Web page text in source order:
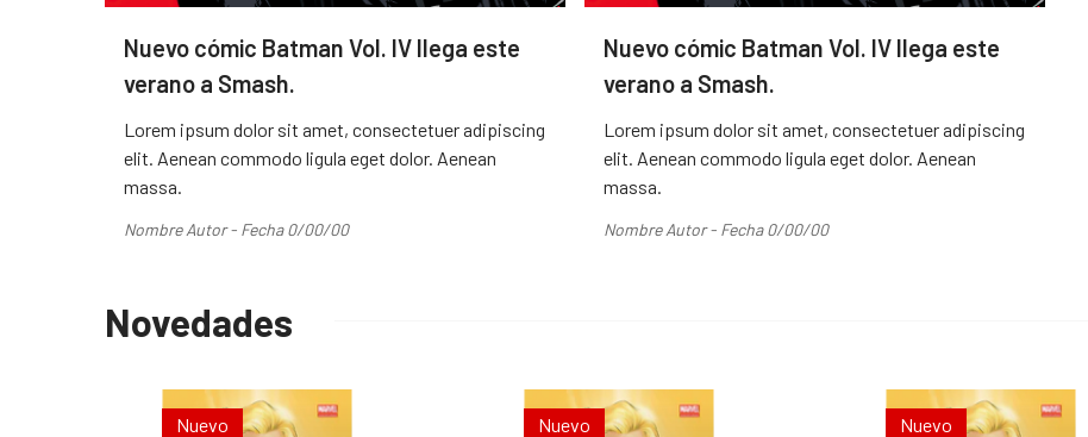
Nuevo cómic Batman Vol. IV llega este
verano a Smash.
Lorem ipsum dolor sit amet, consectetuer adipiscing
elit. Aenean commodo ligula eget dolor. Aenean
massa.
Nombre Autor - Fecha 0/00/00
Nuevo cómic Batman Vol. IV llega este
verano a Smash.
Lorem ipsum dolor sit amet, consectetuer adipiscing
elit. Aenean commodo ligula eget dolor. Aenean
massa.
Nombre Autor - Fecha 0/00/00
Novedades
Nuevo Nuevo Nuevo